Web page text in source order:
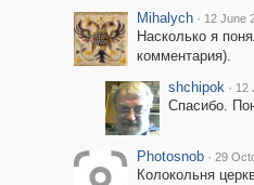
Mihalych · 12 June
Насколько я
комментария).
shchipok · 12
Спасибо.
Photosnob · 29
Колокольня